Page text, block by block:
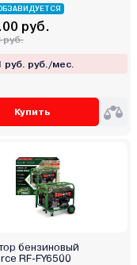
руб.
руб.
руб. руб./мес.
Купить
бензиновый
RF-FY6500